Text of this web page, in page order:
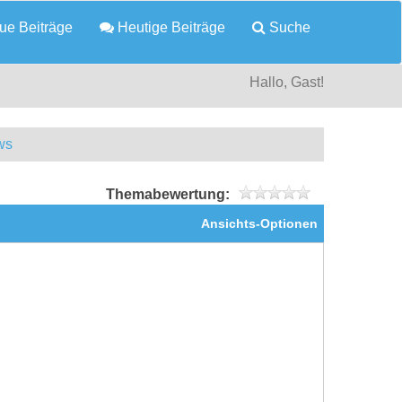
Beiträge Heutige Beiträge Suche
Hallo, Gast!
Themabewertung:
Ansichts-Optionen